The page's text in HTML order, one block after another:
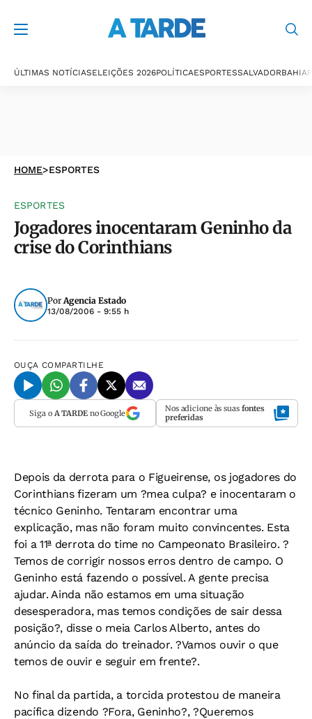
ÚLTIMAS NOTÍCIASELEIÇÕES 2026POLÍTICAESPORTESSALVADORBAHIA
HOME>ESPORTES
ESPORTES
Jogadores inocentaram Geninho da
crise do Corinthians
PorAgencia Estado
13/08/2006 - 9:55 h
OUÇA COMPARTILHE
Siga o A TARDEno Google Nos adicione às suas fontes
preferidas
Depois da derrota para o Figueirense, os jogadores do
Corinthians fizeram um ?mea culpa? e inocentaram o
técnico Geninho. Tentaram encontrar uma
explicação, mas não foram muito convincentes. Esta
foi a 11ª derrota do time no Campeonato Brasileiro. ?
Temos de corrigir nossos erros dentro de campo. O
Geninho está fazendo o possível. A gente precisa
ajudar. Ainda não estamos em uma situação
desesperadora, mas temos condições de sair dessa
posição?, disse o meia Carlos Alberto, antes do
anúncio da saída do treinador. ?Vamos ouvir o que
temos de ouvir e seguir em frente?.
No final da partida, a torcida protestou de maneira
pacífica dizendo ?Fora, Geninho?, ?Queremos